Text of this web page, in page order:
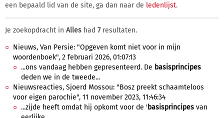
een bepaald lid van de site, ga dan naar de ledenlijst.
Je zoekopdracht in Alles had 7resultaten.
Nieuws, Van Persie: "Opgeven komt niet voor in mijn
woordenboek", 2 februari 2026, 01:07:13
...ons vandaag hebben gepresenteerd. De basisprincipes
deden we in de tweede...
Nieuwsreacties, Sjoerd Mossou: "Bosz preekt schaamteloos
voor eigen parochie", 11 november 2023, 11:46:34
...zijde heeft omdat hij opkomt voor de 'basisprincipes van